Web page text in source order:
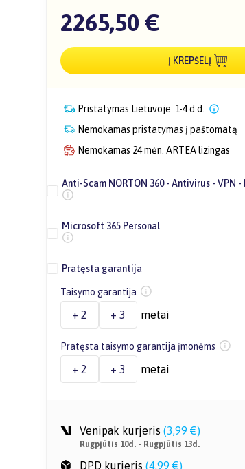
2265,50 €
Į KREPŠELĮ
Pristatymas Lietuvoje: 1-4 d.d.
Nemokamas pristatymas į paštomatą
Nemokamas 24 mėn. ARTEA lizingas
Anti-Scam NORTON 360 - Antivirus - VPN -
Microsoft 365 Personal
Pratęsta garantija
Taisymo garantija
+ 2 + 3 metai
Pratęsta taisymo garantija įmonėms
+ 2 + 3 metai
Venipak kurjeris (3,99 €)
Rugpjūtis 10d. - Rugpjūtis 13d.
DPD kurjeris (4,99 €)